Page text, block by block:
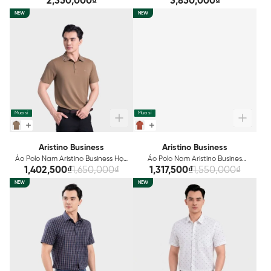
NEW
Mua sỉ
Aristino Business
Áo Polo Nam Aristino Business Họa
tiết Đan lát 1PS026AS2
1,402,500₫1,650,000₫
NEW
Mua sỉ
Aristino Business
Áo Polo Nam Aristino Busines
Regular Fit 1PS034AS3
1,317,500₫1,550,000₫
NEW NEW